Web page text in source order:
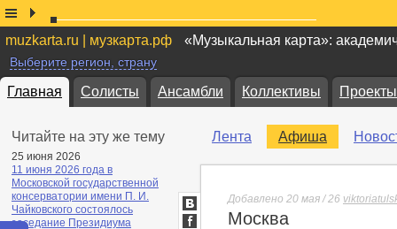
muzkarta.ru | музкарта.рф «Музыкальная карта»:
Выберите регион, страну
Главная Солисты Ансамбли Коллективы Проекты
Читайте на эту же тему
25 июня 2026
11 июня 2026 года в
Московской государственной
консерватории имени П. И.
Чайковского состоялось
заседание Президиума
Лента Афиша
Добавлено 20 мая / 26
Москва
ВКонтакте